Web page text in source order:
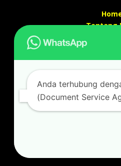
Tentang
Kontak kami
Alamat kantor :
Jl Swadaya Pam No 6 Rt 006
Cakung, Jakarta Timur 13930
Anda terhubung
(Document Service